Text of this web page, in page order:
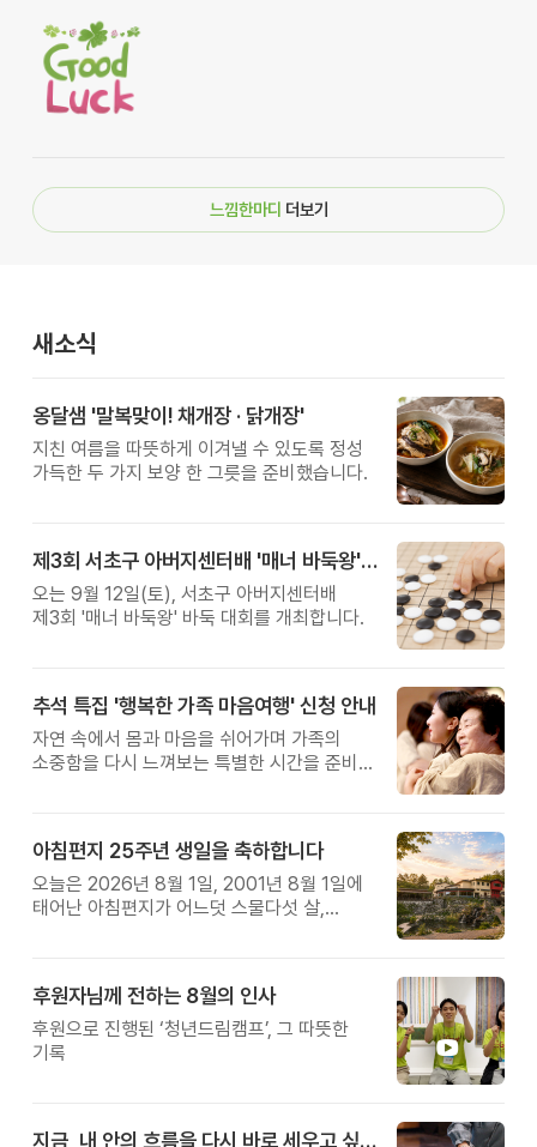
느낌한마디 더보기
새소식
옹달샘 '말복맞이! 채개장 · 닭개장'
지친 여름을 따뜻하게 이겨낼 수 있도록 정성
가득한 두 가지 보양 한 그릇을 준비했습니다.
제3회 서초구 아버지센터배 '매너 바둑왕' 대회
오는 9월 12일(토), 서초구 아버지센터배
제3회 '매너 바둑왕' 바둑 대회를 개최합니다.
추석 특집 '행복한 가족 마음여행' 신청 안내
자연 속에서 몸과 마음을 쉬어가며 가족의
소중함을 다시 느껴보는 특별한 시간을 준비해
아침편지 25주년 생일을 축하합니다
오늘은 2026년 8월 1일, 2001년 8월 1일에
태어난 아침편지가 어느덧 스물다섯 살,
후원자님께 전하는 8월의 인사
후원으로 진행된 ‘청년드림캠프’, 그 따뜻한
기록
지금, 내 안의 흐름을 다시 바로 세우고 싶다면